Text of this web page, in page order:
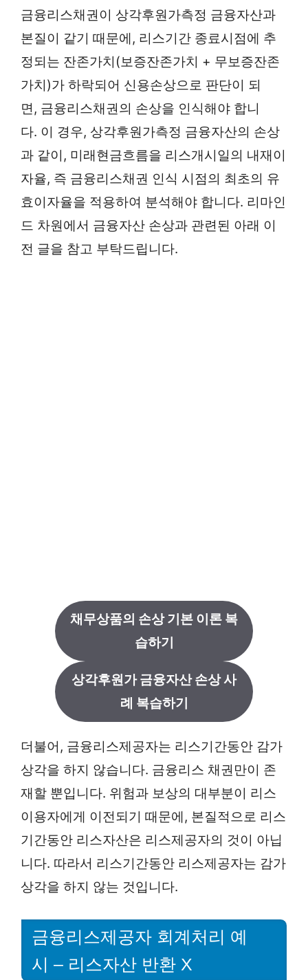
금융리스채권이 상각후원가측정 금융자산과
본질이 같기 때문에, 리스기간 종료시점에 추
정되는 잔존가치(보증잔존가치 + 무보증잔존
가치)가 하락되어 신용손상으로 판단이 되
면, 금융리스채권의 손상을 인식해야 합니
다. 이 경우, 상각후원가측정 금융자산의 손상
과 같이, 미래현금흐름을 리스개시일의 내재이
자율, 즉 금융리스채권 인식 시점의 최초의 유
효이자율을 적용하여 분석해야 합니다. 리마인
드 차원에서 금융자산 손상과 관련된 아래 이
전 글을 참고 부탁드립니다.
채무상품의 손상 기본 이론 복
습하기
상각후원가 금융자산 손상 사
례 복습하기
더불어, 금융리스제공자는 리스기간동안 감가
상각을 하지 않습니다. 금융리스 채권만이 존
재할 뿐입니다. 위험과 보상의 대부분이 리스
이용자에게 이전되기 때문에, 본질적으로 리스
기간동안 리스자산은 리스제공자의 것이 아닙
니다. 따라서 리스기간동안 리스제공자는 감가
상각을 하지 않는 것입니다.
금융리스제공자 회계처리 예
시 – 리스자산 반환 X